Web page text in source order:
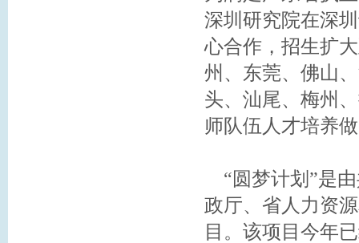
深圳研究院在深
心合作，招生扩
州、东莞、佛山
头、汕尾、梅州
师队伍人才培养
“圆梦计划”是
政厅、省人力资
目。该项目今年